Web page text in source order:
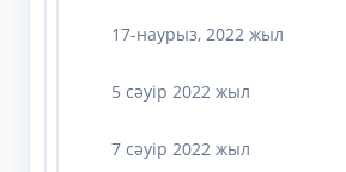
17-наурыз, 2022 жыл
5 сәуір 2022 жыл
7 сәуір 2022 жыл